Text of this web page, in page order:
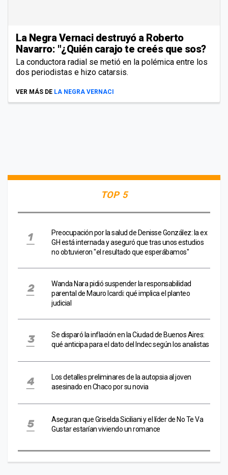
La Negra Vernaci destruyó a Roberto
Navarro: "¿Quién carajo te creés que sos?
La conductora radial se metió en la polémica entre los
dos periodistas e hizo catarsis.
VER MÁS DE LA NEGRA VERNACI
TOP 5
Preocupación por la salud de Denisse González: la ex
GH está internada y aseguró que tras unos estudios
no obtuvieron "el resultado que esperábamos"
Wanda Nara pidió suspender la responsabilidad
parental de Mauro Icardi: qué implica el planteo
judicial
Se disparó la inflación en la Ciudad de Buenos Aires:
qué anticipa para el dato del Indec según los analistas
Los detalles preliminares de la autopsia al joven
asesinado en Chaco por su novia
Aseguran que Griselda Siciliani y el líder de No Te Va
Gustar estarían viviendo un romance